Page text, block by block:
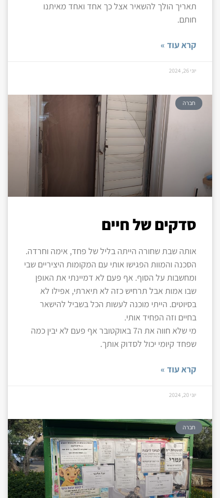
תאריך הולך להשאיר אצל כך אחד ואחד מאיתנו
חותם.
קרא עוד »
יוני 26, 2024
חברה
סדקים של חיים
אותה שבת שחורה הייתה בליל של פחד, אימה וחרדה.
הסכנה והמוות הפגישו אותי עם המקומות היציריים שבי
ומחשבות על הסוף. אף פעם לא דמיינתי את האופן
שבו אמות אבל תרחיש כזה לא תיארתי, אפילו לא
בסיוטים. הייתי מוכנה לעשות הכל בשביל להישאר
בחיים וזה הפחיד אותי.
מי שלא חווה את ה7 באוקטובר אף פעם לא יבין כמה
שפחד קיומי יכול לסדוק אותך.
קרא עוד »
יוני 20, 2024
חברה